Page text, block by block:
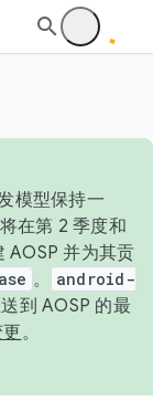
模型保持一
在第 2 季度和
AOSP 并为其贡
。
android-
到 AOSP 的最
。